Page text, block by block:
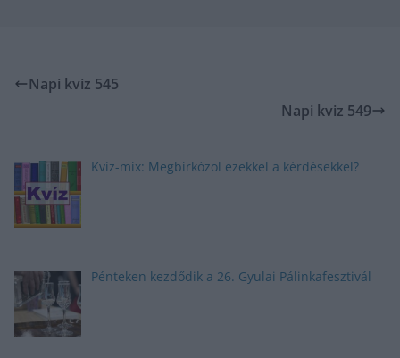
Napi kviz 545
Napi kviz 549
Kvíz-mix: Megbirkózol ezekkel a kérdésekkel?
Pénteken kezdődik a 26. Gyulai Pálinkafesztivál